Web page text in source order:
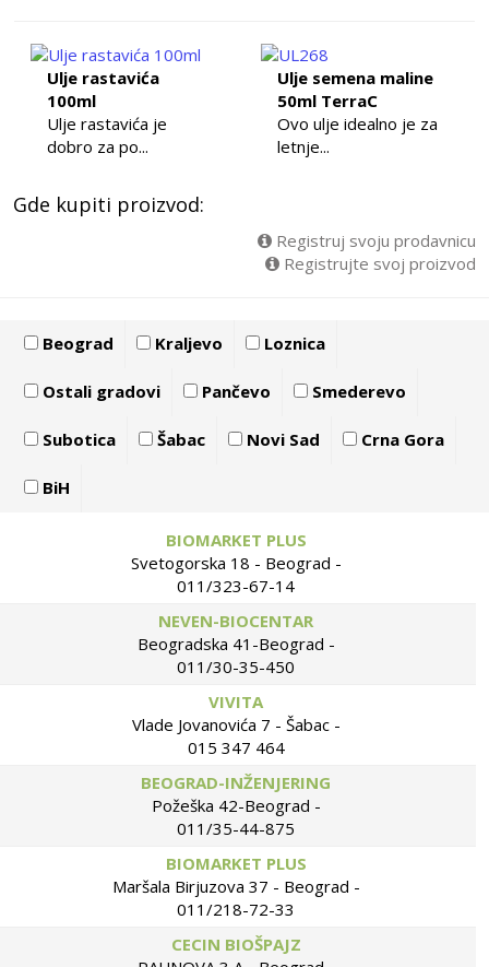
Ulje rastavića
100ml
Ulje rastavića je
dobro za po...
Ulje semena maline
50ml TerraC
Ovo ulje idealno je za
letnje...
Gde kupiti proizvod:
Registruj svoju prodavnicu
Registrujte svoj proizvod
Beograd Kraljevo Loznica
Ostali gradovi Pančevo Smederevo
Subotica Šabac Novi Sad Crna Gora
BiH
BIOMARKET PLUS
Svetogorska 18 - Beograd -
011/323-67-14
NEVEN-BIOCENTAR
Beogradska 41-Beograd -
011/30-35-450
VIVITA
Vlade Jovanovića 7 - Šabac -
015 347 464
BEOGRAD-INŽENJERING
Požeška 42-Beograd -
011/35-44-875
BIOMARKET PLUS
Maršala Birjuzova 37 - Beograd -
011/218-72-33
CECIN BIOŠPAJZ